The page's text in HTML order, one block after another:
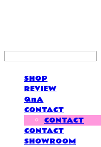
SHOP
REVIEW
QnA
CONTACT
CONTACT
CONTACT
SHOWROOM